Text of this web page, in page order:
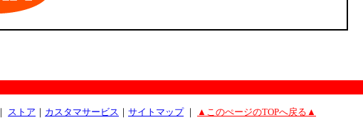
｜ ストア ｜ カスタマサービス ｜ サイトマップ｜ ▲このぺージのTOPへ戻る▲